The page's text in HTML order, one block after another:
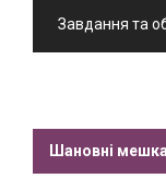
Завдання та
Шановні